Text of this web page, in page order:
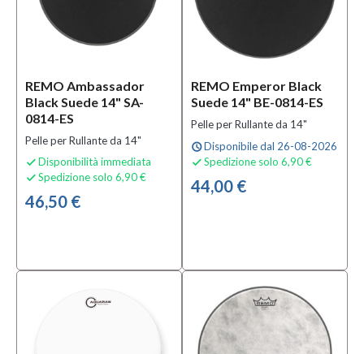
offerta
Si
(18)
Solo
prodotti
disponibili
REMO Ambassador
Black Suede 14" SA-
0814-ES
Pelle per Rullante da 14"
 Disponibilità immediata
 Spedizione solo 6,90 €
46,50 €
REMO Emperor Black
Suede 14" BE-0814-ES
Pelle per Rullante da 14"
scheduleDisponibile dal 26-08-2026
 Spedizione solo 6,90 €
44,00 €